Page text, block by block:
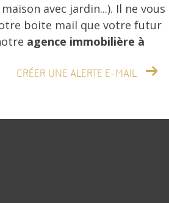
avec jardin...). Il ne vous
boite mail que votre futur
agence immobilière à
CRÉER UNE ALERTE E-MAIL